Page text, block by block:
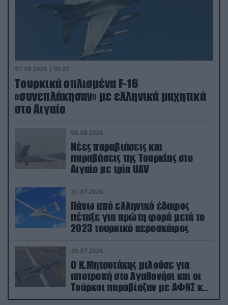
07.08.2026 | 00:02
Τουρκικά οπλισμένα F-16
«συνεπλάκησαν» με ελληνικά μαχητικά
στο Αιγαίο
06.08.2026
Νέες παραβιάσεις και
παραβάσεις της Τουρκίας στο
Αιγαίο με τρία UAV
31.07.2026
Πάνω από ελληνικό έδαφος
πέταξε για πρώτη φορά μετά το
2023 τουρκικό αεροσκάφος
29.07.2026
Ο Κ.Μητσοτάκης μιλούσε για
αποτροπή στο Αγαθονήσι και οι
Τούρκοι παραβίαζαν με ΑΦΝΣ και
drone